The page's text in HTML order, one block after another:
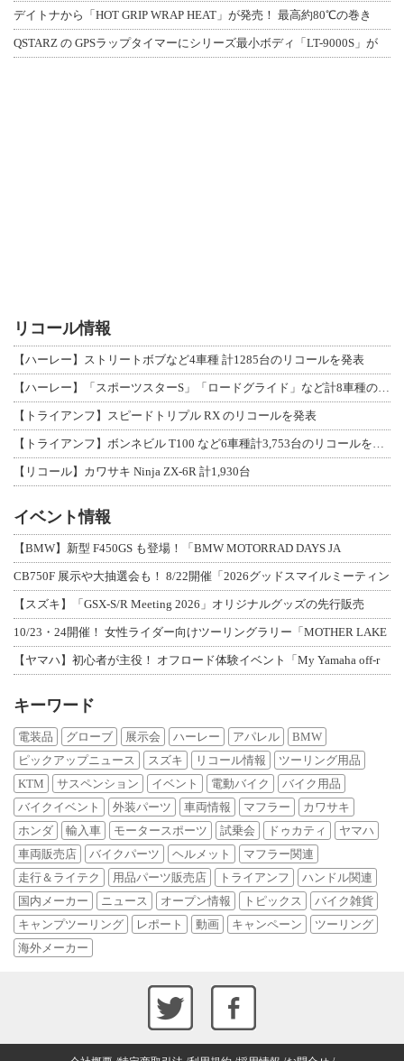
デイトナから「HOT GRIP WRAP HEAT」が発売！ 最高約80℃の巻き
QSTARZ の GPSラップタイマーにシリーズ最小ボディ「LT-9000S」が
リコール情報
【ハーレー】ストリートボブなど4車種 計1285台のリコールを発表
【トライアンフ】スピードトリプル RX のリコールを発表
【リコール】カワサキ Ninja ZX-6R 計1,930台
イベント情報
【BMW】新型 F450GS も登場！「BMW MOTORRAD DAYS JA
CB750F 展示や大抽選会も！ 8/22開催「2026グッドスマイルミーティン
【スズキ】「GSX-S/R Meeting 2026」オリジナルグッズの先行販売
10/23・24開催！ 女性ライダー向けツーリングラリー「MOTHER LAKE
【ヤマハ】初心者が主役！ オフロード体験イベント「My Yamaha off-r
キーワード
電装品 グローブ 展示会 ハーレー アパレル
BMW
ピックアップニュース
スズキ リコール情報
ツーリング用品
KTM
サスペンション イベント 電動バイク
バイク用品
バイクイベント
外装パーツ 車両情報 マフラー
カワサキ
ホンダ
輸入車 モータースポーツ 試乗会 ドゥカティ
ヤマハ
車両販売店
バイクパーツ ヘルメット
マフラー関連
走行＆ライテク
用品パーツ販売店 トライアンフ
ハンドル関連
国内メーカー
ニュース オープン情報 トピックス
バイク雑貨
キャンプツーリング
レポート 動画 キャンペーン
ツーリング
海外メーカー